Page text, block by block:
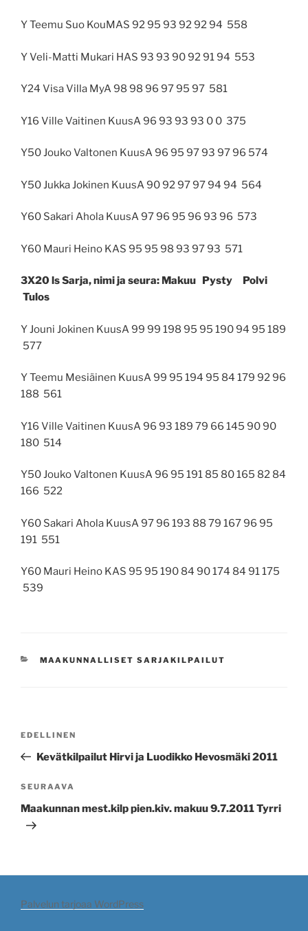
Y Teemu Suo KouMAS 92 95 93 92 92 94 558
Y Veli-Matti Mukari HAS 93 93 90 92 91 94 553
Y24 Visa Villa MyA 98 98 96 97 95 97 581
Y16 Ville Vaitinen KuusA 96 93 93 93 0 0 375
Y50 Jouko Valtonen KuusA 96 95 97 93 97 96 574
Y50 Jukka Jokinen KuusA 90 92 97 97 94 94 564
Y60 Sakari Ahola KuusA 97 96 95 96 93 96 573
Y60 Mauri Heino KAS 95 95 98 93 97 93 571
3X20 ls Sarja, nimi ja seura: Makuu Pysty Polvi
Tulos
Y Jouni Jokinen KuusA 99 99 198 95 95 190 94 95 189
577
Y Teemu Mesiäinen KuusA 99 95 194 95 84 179 92 96
188 561
Y16 Ville Vaitinen KuusA 96 93 189 79 66 145 90 90
180 514
Y50 Jouko Valtonen KuusA 96 95 191 85 80 165 82 84
166 522
Y60 Sakari Ahola KuusA 97 96 193 88 79 167 96 95
191 551
Y60 Mauri Heino KAS 95 95 190 84 90 174 84 91 175
539
KATEGORIAT
MAAKUNNALLISET SARJAKILPAILUT
Edellinen
artikkeli
EDELLINEN
Kevätkilpailut Hirvi ja Luodikko Hevosmäki 2011
Seuraava
artikkeli
SEURAAVA
Maakunnan mest.kilp pien.kiv. makuu 9.7.2011 Tyrri
Palvelun tarjoaa WordPress